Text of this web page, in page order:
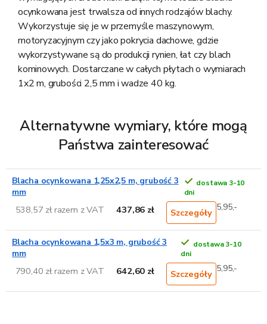
ocynkowana jest trwalsza od innych rodzajów blachy.
Wykorzystuje się je w przemyśle maszynowym,
motoryzacyjnym czy jako pokrycia dachowe, gdzie
wykorzystywane są do produkcji rynien, łat czy blach
kominowych. Dostarczane w całych płytach o wymiarach
1x2 m, grubości 2,5 mm i wadze 40 kg.
Alternatywne wymiary, które mogą
Państwa zainteresować
Blacha ocynkowana 1,25x2,5 m, grubość 3
mm
dostawa 3-10
dni
538,57 zł razem z VAT 437,86 zł Szczegóły 5,95,-
Blacha ocynkowana 1,5x3 m, grubość 3
mm
dostawa 3-10
dni
790,40 zł razem z VAT 642,60 zł Szczegóły 5,95,-